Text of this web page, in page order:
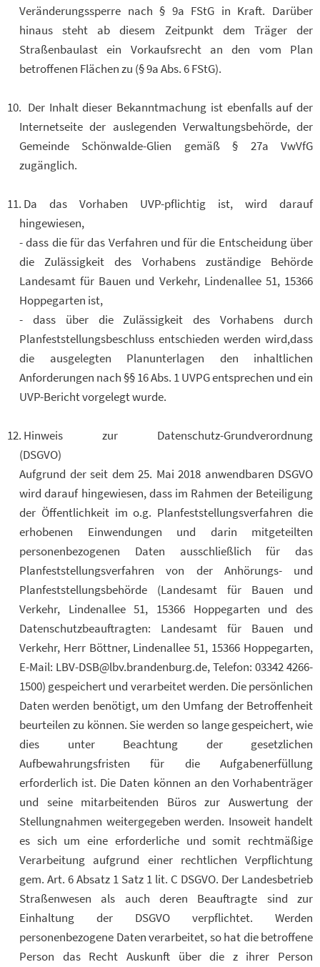
Veränderungssperre nach § 9a FStG in Kraft. Darüber
hinaus steht ab diesem Zeitpunkt dem Träger der
Straßenbaulast ein Vorkaufsrecht an den vom Plan
betroffenen Flächen zu (§ 9a Abs. 6 FStG).
Der Inhalt dieser Bekanntmachung ist ebenfalls auf der
Internetseite der auslegenden Verwaltungsbehörde, der
Gemeinde Schönwalde-Glien gemäß § 27a VwVfG
zugänglich.
Da das Vorhaben UVP-pflichtig ist, wird darauf
hingewiesen,
- dass die für das Verfahren und für die Entscheidung über
die Zulässigkeit des Vorhabens zuständige Behörde
Landesamt für Bauen und Verkehr, Lindenallee 51, 15366
Hoppegarten ist,
- dass über die Zulässigkeit des Vorhabens durch
Planfeststellungsbeschluss entschieden werden wird,dass
die ausgelegten Planunterlagen den inhaltlichen
Anforderungen nach §§ 16 Abs. 1 UVPG entsprechen und ein
UVP-Bericht vorgelegt wurde.
Hinweis zur Datenschutz-Grundverordnung
(DSGVO)
Aufgrund der seit dem 25. Mai 2018 anwendbaren DSGVO
wird darauf hingewiesen, dass im Rahmen der Beteiligung
der Öffentlichkeit im o.g. Planfeststellungsverfahren die
erhobenen Einwendungen und darin mitgeteilten
personenbezogenen Daten ausschließlich für das
Planfeststellungsverfahren von der Anhörungs- und
Planfeststellungsbehörde (Landesamt für Bauen und
Verkehr, Lindenallee 51, 15366 Hoppegarten und des
Datenschutzbeauftragten: Landesamt für Bauen und
Verkehr, Herr Böttner, Lindenallee 51, 15366 Hoppegarten,
E-Mail: LBV-DSB@lbv.brandenburg.de, Telefon: 03342 4266-
1500) gespeichert und verarbeitet werden. Die persönlichen
Daten werden benötigt, um den Umfang der Betroffenheit
beurteilen zu können. Sie werden so lange gespeichert, wie
dies unter Beachtung der gesetzlichen
Aufbewahrungsfristen für die Aufgabenerfüllung
erforderlich ist. Die Daten können an den Vorhabenträger
und seine mitarbeitenden Büros zur Auswertung der
Stellungnahmen weitergegeben werden. Insoweit handelt
es sich um eine erforderliche und somit rechtmäßige
Verarbeitung aufgrund einer rechtlichen Verpflichtung
gem. Art. 6 Absatz 1 Satz 1 lit. C DSGVO. Der Landesbetrieb
Straßenwesen als auch deren Beauftragte sind zur
Einhaltung der DSGVO verpflichtet. Werden
personenbezogene Daten verarbeitet, so hat die betroffene
Person das Recht Auskunft über die z ihrer Person